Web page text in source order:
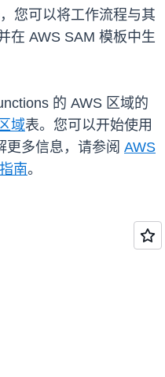
您可以将工作流程与其
在 AWS SAM 模板中生
的 AWS 区域的
域表。您可以开始使用
更多信息，请参阅 AWS
南。